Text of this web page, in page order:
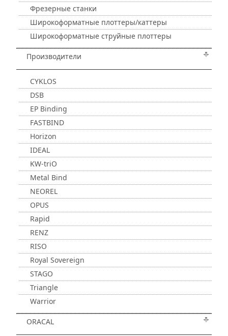
Фрезерные станки
Широкоформатные плоттеры/каттеры
Широкоформатные струйные плоттеры
Производители
CYKLOS
DSB
EP Binding
FASTBIND
Horizon
IDEAL
KW-triO
Metal Bind
NEOREL
OPUS
Rapid
RENZ
RISO
Royal Sovereign
STAGO
Triangle
Warrior
ORACAL